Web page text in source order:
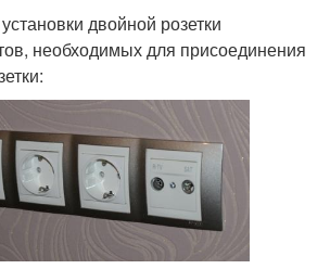
двойной розетки
необходимых для присоединения